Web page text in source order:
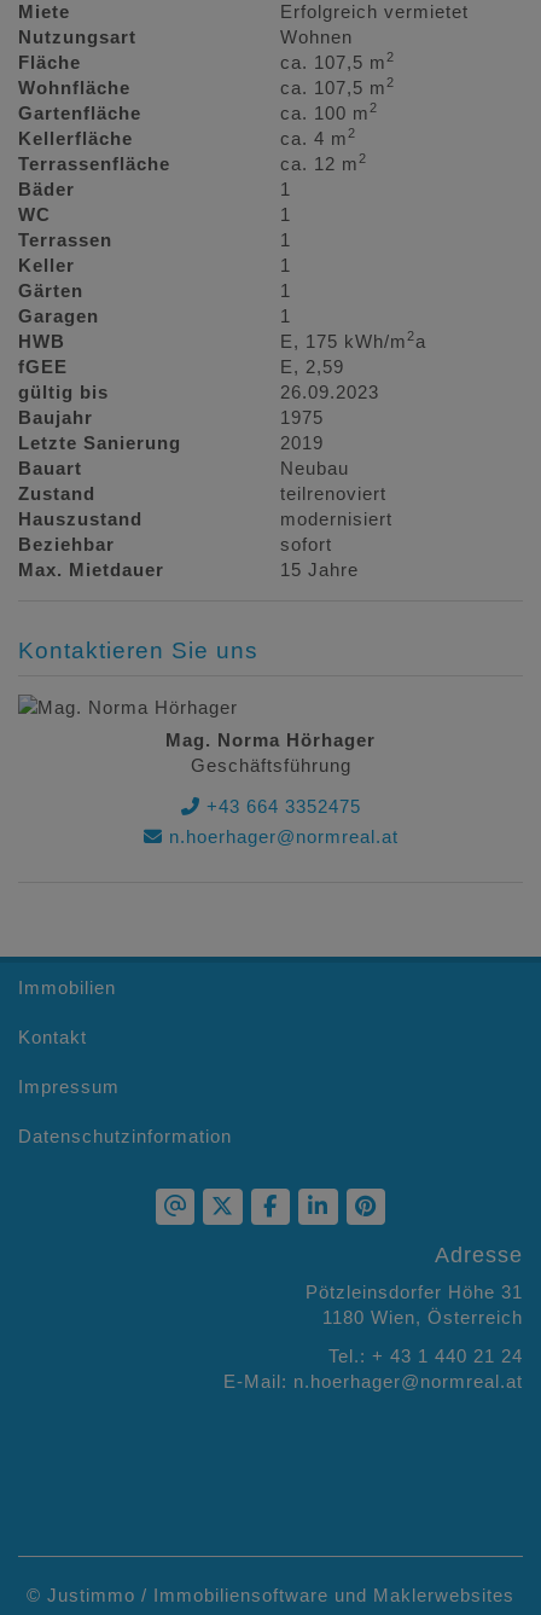
Miete
Erfolgreich vermietet
Nutzungsart
Wohnen
Fläche
ca. 107,5 m2
Wohnfläche ca. 107,5 m2
Gartenfläche ca. 100 m2
Kellerfläche ca. 4 m2
Terrassenfläche ca. 12 m2
Bäder
1
WC
1
Terrassen
1
Keller
1
Gärten
1
Garagen
1
HWB
E, 175 kWh/m2a
fGEE
E, 2,59
gültig bis
26.09.2023
Baujahr
1975
Letzte Sanierung
2019
Bauart
Neubau
Zustand
teilrenoviert
Hauszustand
modernisiert
Beziehbar
sofort
Max. Mietdauer
15 Jahre
Kontaktieren Sie uns
Mag. Norma Hörhager
Geschäftsführung
+43 664 3352475
n.hoerhager@normreal.at
Immobilien
Kontakt
Impressum
Datenschutzinformation
Adresse
Pötzleinsdorfer Höhe 31
1180 Wien, Österreich
Tel.: + 43 1 440 21 24
E-Mail: n.hoerhager@normreal.at
© Justimmo / Immobiliensoftware und Maklerwebsites